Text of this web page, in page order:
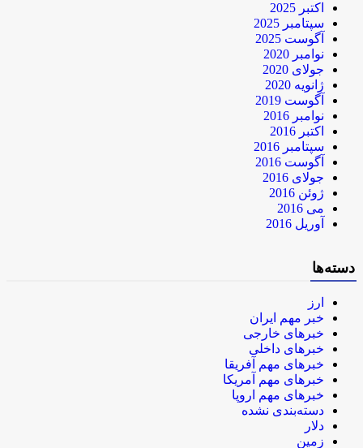
اکتبر 2025
سپتامبر 2025
آگوست 2025
نوامبر 2020
جولای 2020
ژانویه 2020
آگوست 2019
نوامبر 2016
اکتبر 2016
سپتامبر 2016
آگوست 2016
جولای 2016
ژوئن 2016
می 2016
آوریل 2016
دسته‌ها
ارز
خبر مهم ایران
خبرهای خارجی
خبرهای داخلی
خبرهای مهم آفریقا
خبرهای مهم آمریکا
خبرهای مهم اروپا
دسته‌بندی نشده
دلار
زمین